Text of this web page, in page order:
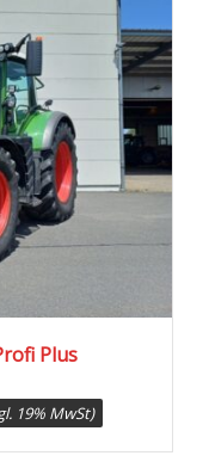
Plus
19% MwSt)